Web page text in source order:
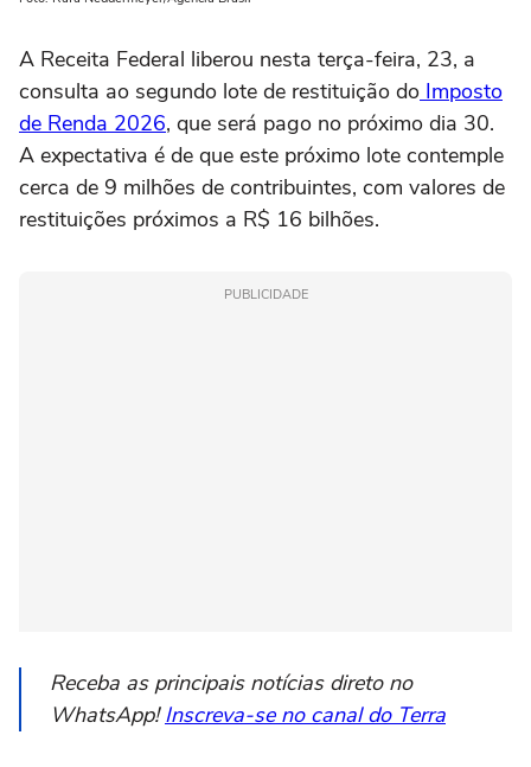
A Receita Federal liberou nesta terça-feira, 23, a
consulta ao segundo lote de restituição do Imposto
de Renda 2026, que será pago no próximo dia 30.
A expectativa é de que este próximo lote contemple
cerca de 9 milhões de contribuintes, com valores de
restituições próximos a R$ 16 bilhões.
PUBLICIDADE
Receba as principais notícias direto no
WhatsApp!Inscreva-se no canal do Terra